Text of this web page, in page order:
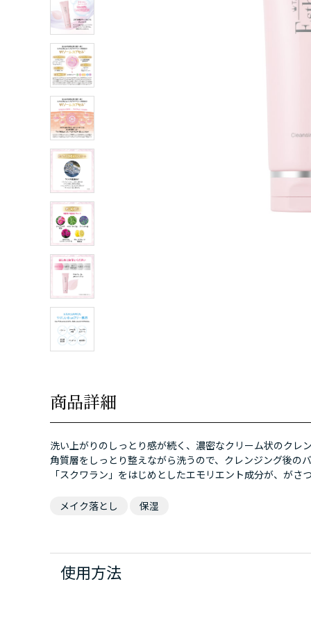
商品詳細
洗い上がりのしっとり感が続く、濃密なクリーム状のクレ
角質層をしっとり整えながら洗うので、クレンジング後の
「スクワラン」をはじめとしたエモリエント成分が、が
メイク落とし 保湿
使用方法